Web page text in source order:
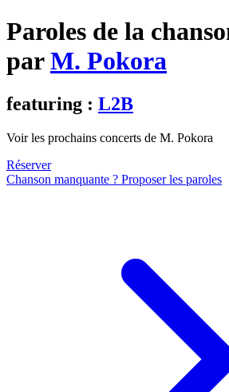
Paroles de la
parM. Pokora
featuring : L2B
Voir les prochains concerts de M. Pokora
Réserver
Chanson manquante ? Proposer les paroles